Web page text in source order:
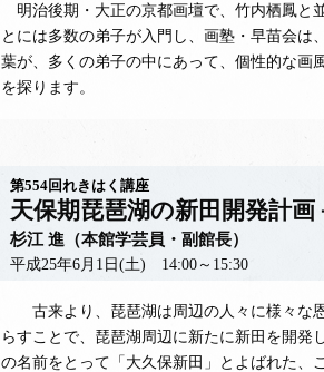
明治後期・大正の京都画壇で、竹内栖鳳と
とには多数の弟子が入門し、画塾・早苗会
葉が、多くの弟子の中にあって、個性的な画
を探ります。
第554回れきはく講座
天保期琵琶湖の新田開発計画
杉江 進（本館学芸員・副館長）
平成25年6月1日(土) 14:00～15:30
古来より、琵琶湖は周辺の人々に様々な
らすことで、琵琶湖周辺に新たに新田を開
の名前をとって「大久保新田」とよばれた、